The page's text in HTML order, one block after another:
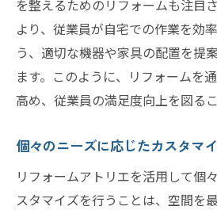
を整えるためのリフォームも注目
より、従業員が自宅での作業を効
う、適切な機器や家具の配置を提
ます。このように、リフォームを
高め、従業員の満足度向上を図る
個々のニーズに応じたカスタマ
リフォームアトリエを活用して個
スタマイズを行うことは、空間を